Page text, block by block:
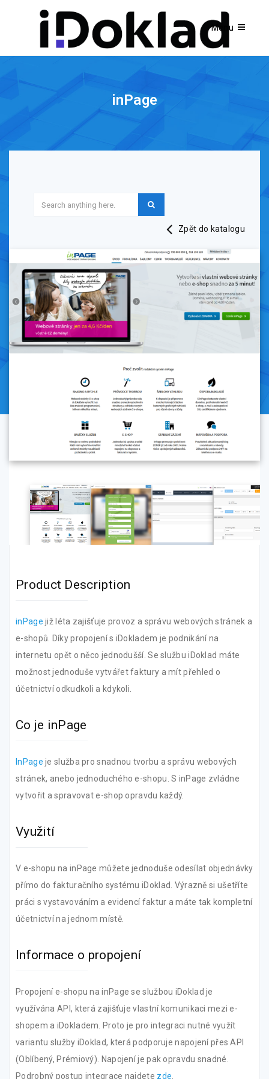
inPage
Zpět do katalogu
Product Description
inPage již léta zajišťuje provoz a správu webových stránek a
e-shopů. Díky propojení s iDokladem je podnikání na
internetu opět o něco jednodušší. Se službu iDoklad máte
možnost jednoduše vytvářet faktury a mít přehled o
účetnictví odkudkoli a kdykoli.
Co je inPage
InPage je služba pro snadnou tvorbu a správu webových
stránek, anebo jednoduchého e-shopu. S inPage zvládne
vytvořit a spravovat e-shop opravdu každý.
Využití
V e-shopu na inPage můžete jednoduše odesílat objednávky
přímo do fakturačního systému iDoklad. Výrazně si ušetříte
práci s vystavováním a evidencí faktur a máte tak kompletní
účetnictví na jednom místě.
Informace o propojení
Propojení e-shopu na inPage se službou iDoklad je
využívána API, která zajišťuje vlastní komunikaci mezi e-
shopem a iDokladem. Proto je pro integraci nutné využít
variantu služby iDoklad, která podporuje napojení přes API
(Oblíbený, Prémiový). Napojení je pak opravdu snadné.
Podrobný postup integrace najdete zde